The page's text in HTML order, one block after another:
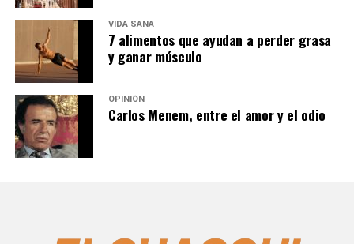
VIDA SANA
7 alimentos que ayudan a perder grasa
y ganar músculo
OPINIÓN
Carlos Menem, entre el amor y el odio